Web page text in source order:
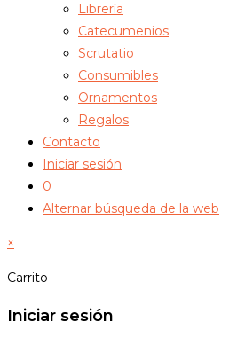
Librería
Catecumenios
Scrutatio
Consumibles
Ornamentos
Regalos
Contacto
Iniciar sesión
0
Alternar búsqueda de la web
×
Carrito
Iniciar sesión